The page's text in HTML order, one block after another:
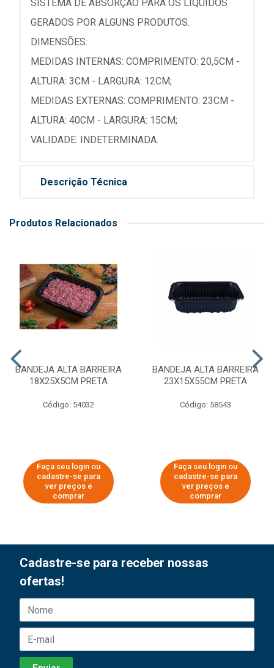
SISTEMA DE ABSORÇÃO PARA OS LÍQUIDOS
GERADOS POR ALGUNS PRODUTOS.
DIMENSÕES:
MEDIDAS INTERNAS: COMPRIMENTO: 20,5CM -
ALTURA: 3CM - LARGURA: 12CM;
MEDIDAS EXTERNAS: COMPRIMENTO: 23CM -
ALTURA: 40CM - LARGURA: 15CM;
VALIDADE: INDETERMINADA.
Descrição Técnica
Produtos Relacionados
BANDEJA ALTA BARREIRA
18X25X5CM PRETA
Código: 54032
Faça seu login ou
cadastre-se para
ver preços e
comprar
BANDEJA ALTA BARREIRA
23X15X55CM PRETA
Código: 58543
Faça seu login ou
cadastre-se para
ver preços e
comprar
Cadastre-se para receber nossas
ofertas!